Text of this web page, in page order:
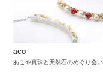
aco
あこや真珠と天然石のめぐり会い